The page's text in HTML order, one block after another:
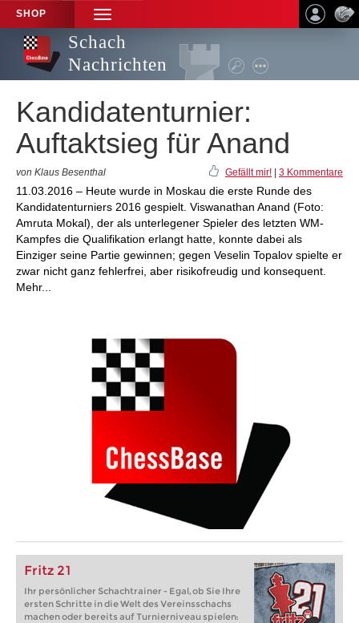
SHOP
TOGGLE
NAVIGATION
Schach
Nachrichten
Kandidatenturnier:
Auftaktsieg für Anand
von Klaus Besenthal Gefällt mir! 3 Kommentare
11.03.2016 – Heute wurde in Moskau die erste Runde des
Kandidatenturniers 2016 gespielt. Viswanathan Anand (Foto:
Amruta Mokal), der als unterlegener Spieler des letzten WM-
Kampfes die Qualifikation erlangt hatte, konnte dabei als
Einziger seine Partie gewinnen; gegen Veselin Topalov spielte er
zwar nicht ganz fehlerfrei, aber risikofreudig und konsequent.
Mehr...
Fritz 21
Ihr persönlicher Schachtrainer - Egal, ob Sie Ihre
ersten Schritte in die Welt des Vereinsschachs
machen oder bereits auf Turnierniveau spielen: